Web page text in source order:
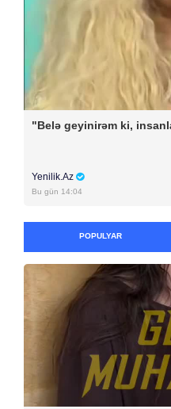
"Belə geyinirəm ki,
Yenilik.Az
Bu gün 14:04
POPULYAR